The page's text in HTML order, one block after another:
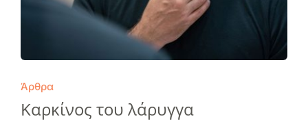
Άρθρα
Καρκίνος του λάρυγγα